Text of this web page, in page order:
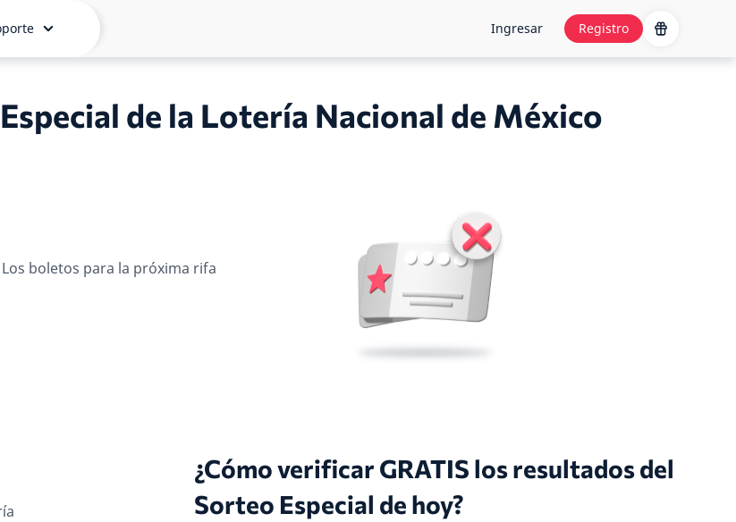
Ingresar Registro
de la Lotería Nacional de México
boletos para la próxima rifa
¿Cómo verificar GRATIS los resultados del
Sorteo Especial de hoy?